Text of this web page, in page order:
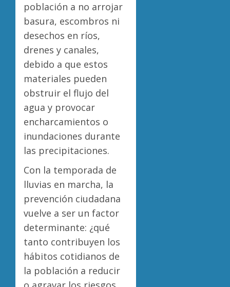
población a no arrojar
basura, escombros ni
desechos en ríos,
drenes y canales,
debido a que estos
materiales pueden
obstruir el flujo del
agua y provocar
encharcamientos o
inundaciones durante
las precipitaciones.
Con la temporada de
lluvias en marcha, la
prevención ciudadana
vuelve a ser un factor
determinante: ¿qué
tanto contribuyen los
hábitos cotidianos de
la población a reducir